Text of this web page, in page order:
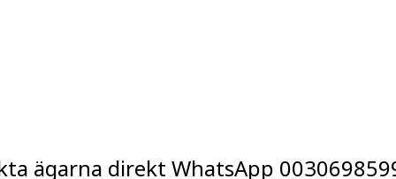
ägarna direkt WhatsApp